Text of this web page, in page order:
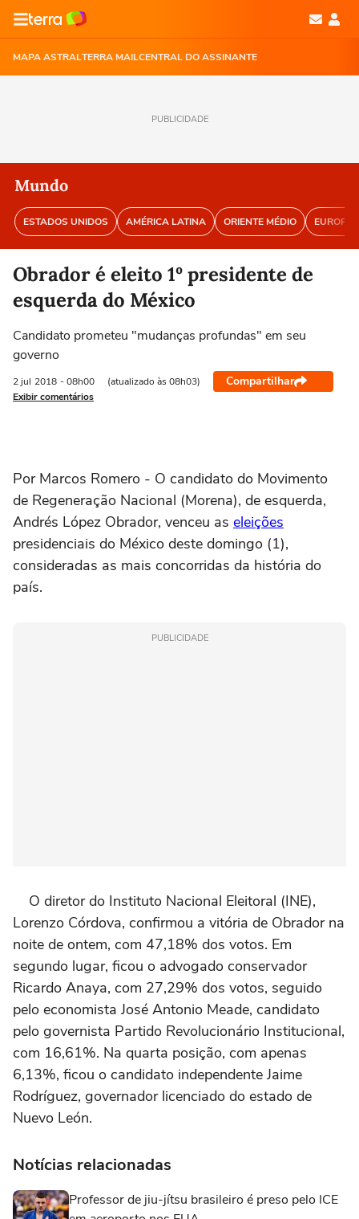
MAPA ASTRALTERRA MAILCENTRAL DO ASSINANTE
PUBLICIDADE
Mundo
ESTADOS UNIDOS AMÉRICA LATINA ORIENTE MÉDIO EUROPA
Obrador é eleito 1º presidente de
esquerda do México
Candidato prometeu "mudanças profundas" em seu
governo
2 jul 2018 - 08h00 (atualizado às 08h03) Compartilhar
Exibir comentários
Por Marcos Romero - O candidato do Movimento
de Regeneração Nacional (Morena), de esquerda,
Andrés López Obrador, venceu as eleições
presidenciais do México deste domingo (1),
consideradas as mais concorridas da história do
país.
PUBLICIDADE
O diretor do Instituto Nacional Eleitoral (INE),
Lorenzo Córdova, confirmou a vitória de Obrador na
noite de ontem, com 47,18% dos votos. Em
segundo lugar, ficou o advogado conservador
Ricardo Anaya, com 27,29% dos votos, seguido
pelo economista José Antonio Meade, candidato
pelo governista Partido Revolucionário Institucional,
com 16,61%. Na quarta posição, com apenas
6,13%, ficou o candidato independente Jaime
Rodríguez, governador licenciado do estado de
Nuevo León.
Notícias relacionadas
Professor de jiu-jítsu brasileiro é preso pelo ICE